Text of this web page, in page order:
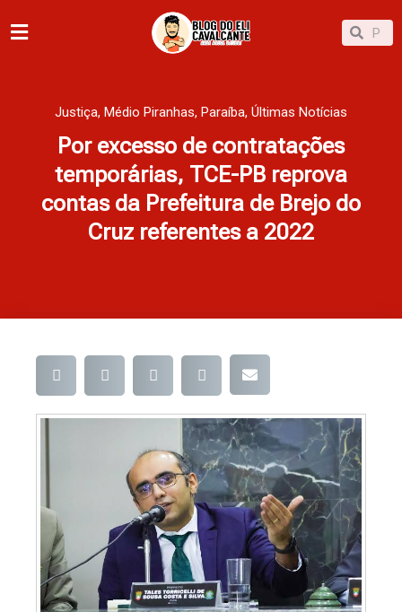
para
Pesquisar
Justiça, Médio Piranhas, Paraíba, Últimas Notícias
Por excesso de contratações
temporárias, TCE-PB reprova
contas da Prefeitura de Brejo do
Cruz referentes a 2022